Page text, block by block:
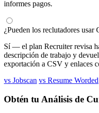
informes pagos.
¿Pueden los reclutadores usar
Sí — el plan Recruiter revisa
descripción de trabajo y
exportación a CSV y enlaces
vs Jobscan vs Resume Worded
Obtén tu Análisis de